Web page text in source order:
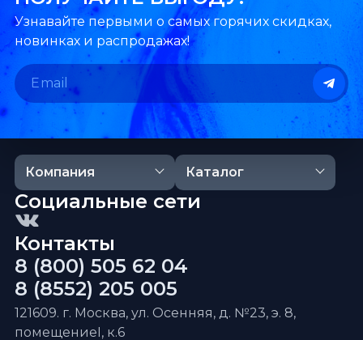
Узнавайте первыми о самых горячих скидках,
новинках и распродажах!
Компания Каталог
Контакты
8 (800) 505 62 04
8 (8552) 205 005
121609. г. Москва, ул. Осенняя, д. №23, э. 8,
помещениеI, к.6
Социальные сети